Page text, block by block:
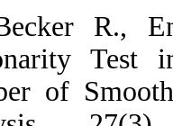
R.,
Test
of